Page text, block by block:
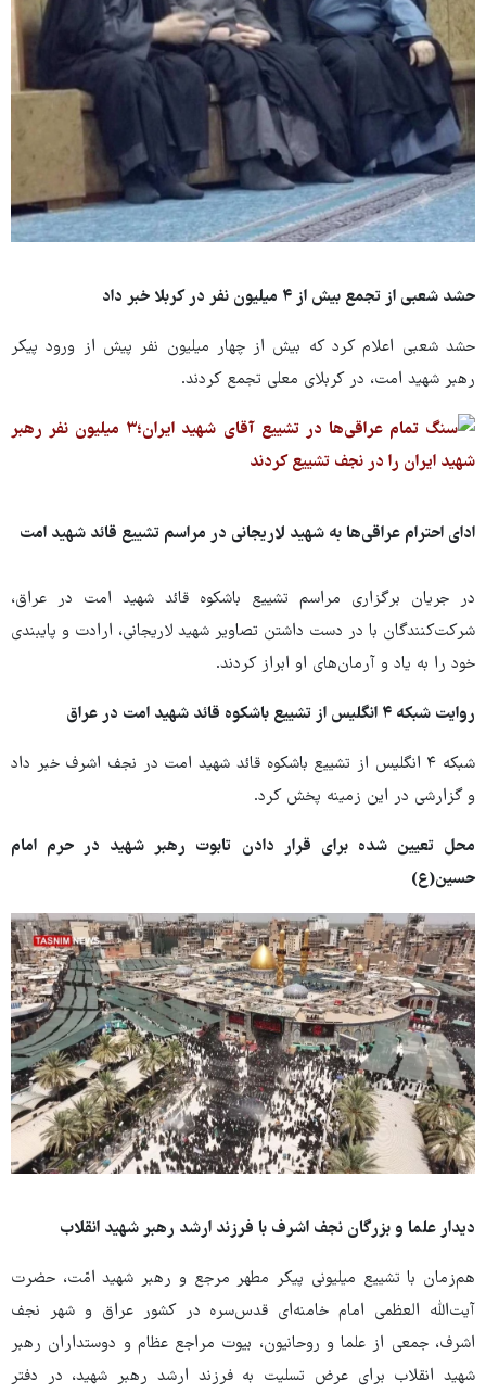
حشد شعبی از تجمع بیش از ۴ میلیون نفر در کربلا خبر داد
حشد شعبی اعلام کرد که بیش از چهار میلیون نفر پیش از ورود پیکر
رهبر شهید امت، در کربلای معلی تجمع کردند.
ادای احترام عراقی‌ها به شهید لاریجانی در مراسم تشییع قائد شهید امت
در جریان برگزاری مراسم تشییع باشکوه قائد شهید امت در عراق،
شرکت‌کنندگان با در دست داشتن تصاویر شهید لاریجانی، ارادت و پایبندی
خود را به یاد و آرمان‌های او ابراز کردند.
روایت شبکه ۴ انگلیس از تشییع باشکوه قائد شهید امت در عراق
شبکه ۴ انگلیس از تشییع باشکوه قائد شهید امت در نجف اشرف خبر داد
و گزارشی در این زمینه پخش کرد.
محل تعیین شده برای قرار دادن تابوت رهبر شهید در حرم امام
حسین(ع)
دیدار علما و بزرگان نجف اشرف با فرزند ارشد رهبر شهید انقلاب
هم‌زمان با تشییع میلیونی پیکر مطهر مرجع و رهبر شهید امّت، حضرت
آیت‌الله العظمی امام خامنه‌ای قدس‌سره در کشور عراق و شهر نجف
اشرف، جمعی از علما و روحانیون، بیوت مراجع عظام و دوستداران رهبر
شهید انقلاب برای عرض تسلیت به فرزند ارشد رهبر شهید، در دفتر